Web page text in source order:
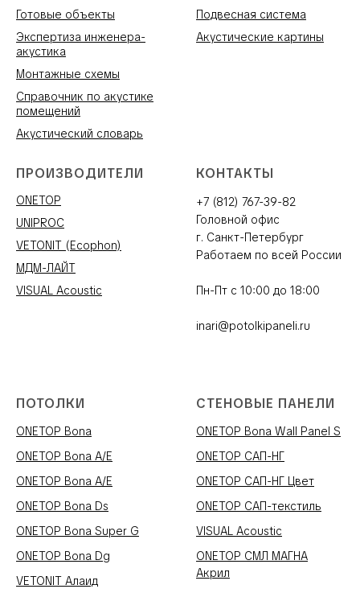
Готовые объекты
Экспертиза инженера-
акустика
Монтажные схемы
Справочник по акустике
помещений
Акустический словарь
Подвесная система
Акустические картины
ПРОИЗВОДИТЕЛИ
ONETOP
UNIPROC
VETONIT (Ecophon)
МДМ-ЛАЙТ
VISUAL Acoustic
КОНТАКТЫ
+7 (812) 767-39-82
Головной офис
г. Санкт-Петербург
Работаем по всей России
Пн-Пт с 10:00 до 18:00
inari@potolkipaneli.ru
ПОТОЛКИ
ONETOP Bona
ONETOP Bona A/E
ONETOP Bona A/E
ONETOP Bona Ds
ONETOP Bona Super G
ONETOP Bona Dg
VETONIT Алаид
СТЕНОВЫЕ ПАНЕЛИ
ONETOP Bona Wall Panel S
ONETOP САП-НГ
ONETOP САП-НГ Цвет
ONETOP САП-текстиль
VISUAL Acoustic
ONETOP СМЛ МАГНА
Акрил